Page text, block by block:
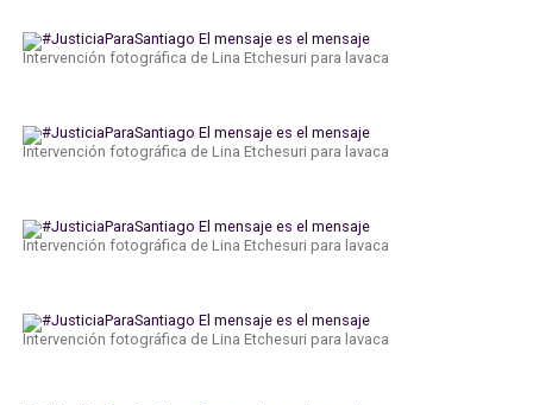
Intervención fotográfica de Lina Etchesuri para lavaca
Intervención fotográfica de Lina Etchesuri para lavaca
Intervención fotográfica de Lina Etchesuri para lavaca
Intervención fotográfica de Lina Etchesuri para lavaca